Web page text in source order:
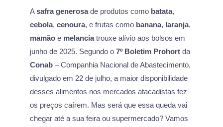
Asafra generosade produtos como batata,
cebola, cenoura, e frutas como banana, laranja,
mamão e melanciatrouxe alívio aos bolsos em
junho de 2025. Segundo o 7º Boletim Prohort da
Conab – Companhia Nacional de Abastecimento,
divulgado em 22 de julho, a maior disponibilidade
desses alimentos nos mercados atacadistas fez
os preços caírem. Mas será que essa queda vai
chegar até a sua feira ou supermercado? Vamos